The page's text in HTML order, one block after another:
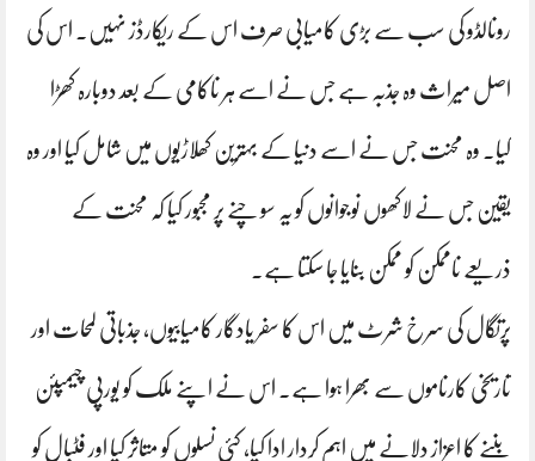
رونالڈو کی سب سے بڑی کامیابی صرف اس کے ریکارڈز نہیں۔ اس کی
اصل میراث وہ جذبہ ہے جس نے اسے ہر ناکامی کے بعد دوبارہ کھڑا
کیا۔ وہ محنت جس نے اسے دنیا کے بہترین کھلاڑیوں میں شامل کیا اور وہ
یقین جس نے لاکھوں نوجوانوں کو یہ سوچنے پر مجبور کیا کہ محنت کے
ذریعے ناممکن کو ممکن بنایا جا سکتا ہے۔
پرتگال کی سرخ شرٹ میں اس کا سفر یادگار کامیابیوں، جذباتی لمحات اور
تاریخی کارناموں سے بھرا ہوا ہے۔ اس نے اپنے ملک کو یورپی چیمپئن
بننے کا اعزاز دلانے میں اہم کردار ادا کیا، کئی نسلوں کو متاثر کیا اور فٹبال کو